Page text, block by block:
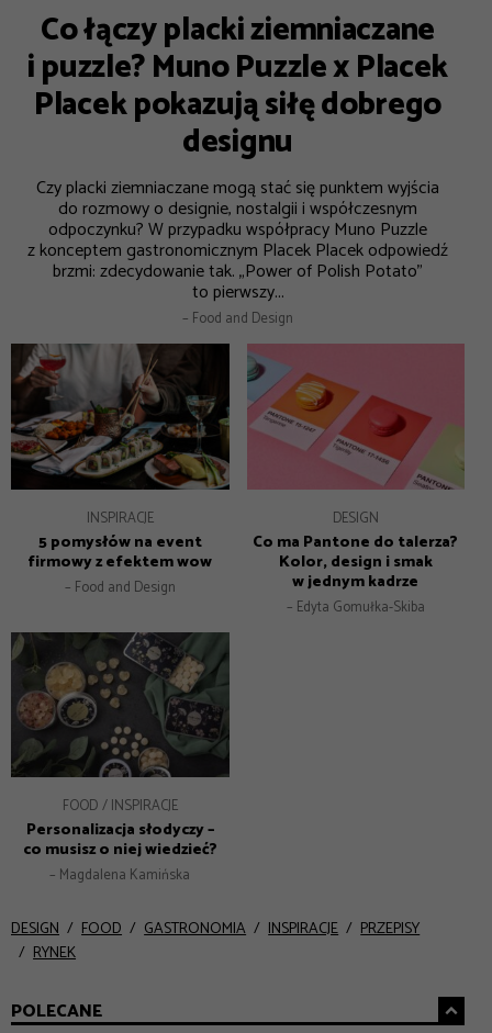
Co łączy placki ziemniaczane
i puzzle? Muno Puzzle x Placek
Placek pokazują siłę dobrego
designu
Czy placki ziemniaczane mogą stać się punktem wyjścia
do rozmowy o designie, nostalgii i współczesnym
odpoczynku? W przypadku współpracy Muno Puzzle
z konceptem gastronomicznym Placek Placek odpowiedź
brzmi: zdecydowanie tak. „Power of Polish Potato”
to pierwszy...
– Food and Design
INSPIRACJE
5 pomysłów na event
firmowy z efektem wow
– Food and Design
DESIGN
Co ma Pantone do talerza?
Kolor, design i smak
w jednym kadrze
– Edyta Gomułka-Skiba
FOOD INSPIRACJE
Personalizacja słodyczy –
co musisz o niej wiedzieć?
– Magdalena Kamińska
DESIGN FOOD GASTRONOMIA INSPIRACJE
PRZEPISY
RYNEK
POLECANE